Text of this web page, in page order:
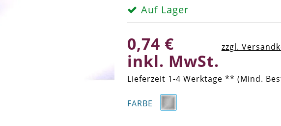
Auf Lager
0,74 €
inkl. MwSt.
zzgl.
Lieferzeit 1-4 Werktage ** (Mind.
FARBE